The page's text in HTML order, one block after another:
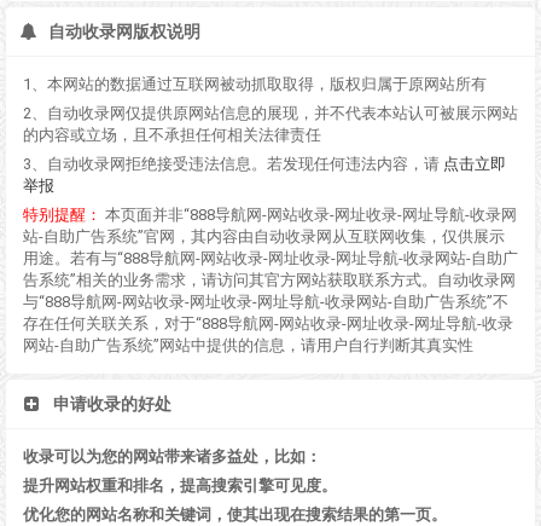
自动收录网版权说明
1、本网站的数据通过互联网被动抓取取得，版权归属于原网站所有
2、自动收录网仅提供原网站信息的展现，并不代表本站认可被展示网站
的内容或立场，且不承担任何相关法律责任
3、自动收录网拒绝接受违法信息。若发现任何违法内容，请 点击立即
举报
特别提醒： 本页面并非“888导航网-网站收录-网址收录-网址导航-收录网
站-自助广告系统”官网，其内容由自动收录网从互联网收集，仅供展示
用途。若有与“888导航网-网站收录-网址收录-网址导航-收录网站-自助广
告系统”相关的业务需求，请访问其官方网站获取联系方式。自动收录网
与“888导航网-网站收录-网址收录-网址导航-收录网站-自助广告系统”不
存在任何关联关系，对于“888导航网-网站收录-网址收录-网址导航-收录
网站-自助广告系统”网站中提供的信息，请用户自行判断其真实性
申请收录的好处
收录可以为您的网站带来诸多益处，比如：
提升网站权重和排名，提高搜索引擎可见度。
优化您的网站名称和关键词，使其出现在搜索结果的第一页。